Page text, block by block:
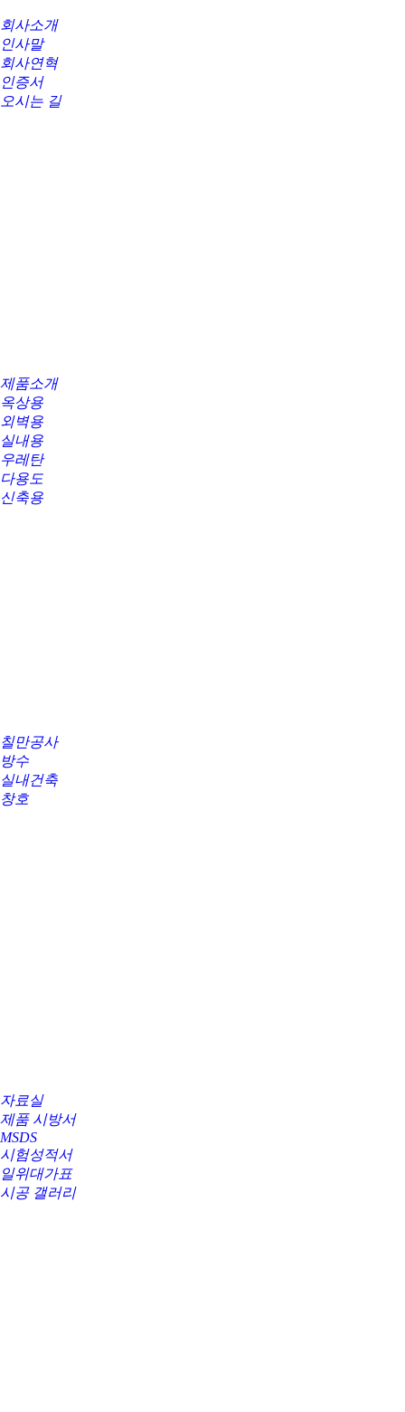
회사소개
인사말
회사연혁
인증서
오시는 길
제품소개
옥상용
외벽용
실내용
우레탄
다용도
신축용
칠만공사
방수
실내건축
창호
자료실
제품 시방서
MSDS
시험성적서
일위대가표
시공 갤러리